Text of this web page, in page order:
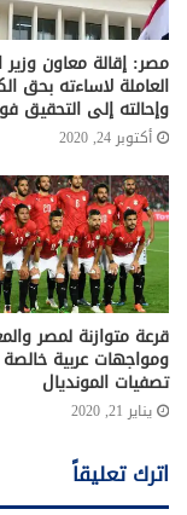
مصر: إقالة معاون وزير
العاملة لاساءته بحق
وإحالته إلى التحقيق
أكتوبر 24, 2020
قرعة متوازنة لمصر
ومواجهات عربية
تصفيات المونديال
يناير 21, 2020
اترك تعليقاً